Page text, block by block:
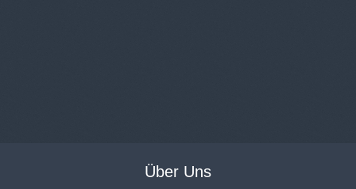
Über Uns